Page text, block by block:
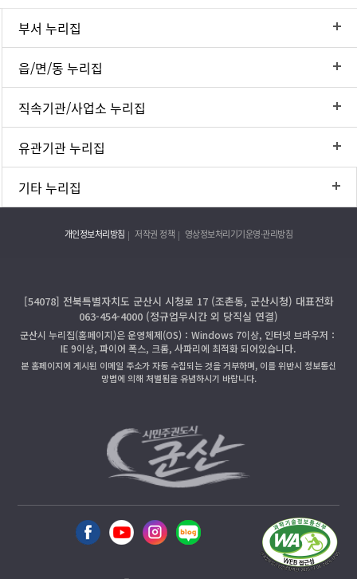
부서 누리집
읍/면/동 누리집
직속기관/사업소 누리집
유관기관 누리집
기타 누리집
개인정보처리방침 저작권 정책 영상정보처리기기운영·관리방침
[54078] 전북특별자치도 군산시 시청로 17 (조촌동, 군산시청) 대표전화
063-454-4000 (정규업무시간 외 당직실 연결)
군산시 누리집(홈페이지)은 운영체제(OS)：Windows 7이상, 인터넷 브라우저：
IE 9이상, 파이어 폭스, 크롬, 사파리에 최적화 되어있습니다.
본 홈페이지에 게시된 이메일 주소가 자동 수집되는 것을 거부하며, 이를 위반시 정보통신
망법에 의해 처벌됨을 유념하시기 바랍니다.